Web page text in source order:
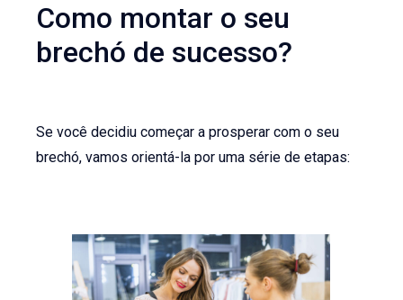
Como montar o seu
brechó de sucesso?
Se você decidiu começar a prosperar com o seu
brechó, vamos orientá-la por uma série de etapas: